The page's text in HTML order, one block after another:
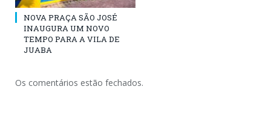
NOVA PRAÇA SÃO JOSÉ
INAUGURA UM NOVO
TEMPO PARA A VILA DE
JUABA
Os comentários estão fechados.